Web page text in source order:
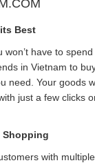
Best
won’t have to
in Vietnam to
need. Your goods
just a few clicks
Shopping
with